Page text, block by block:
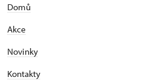
Domů
Akce
Novinky
Kontakty